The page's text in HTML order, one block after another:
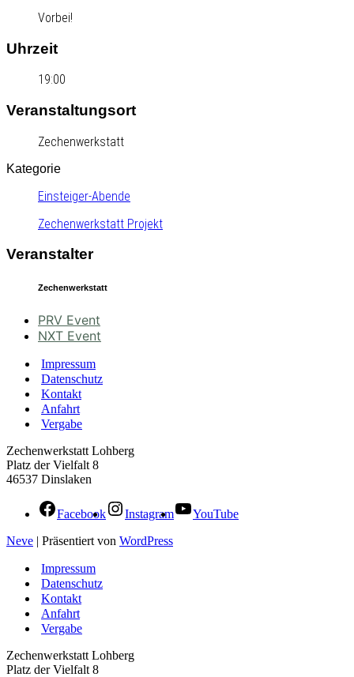
Vorbei!
Uhrzeit
19:00
Veranstaltungsort
Zechenwerkstatt
Kategorie
Einsteiger-Abende
Zechenwerkstatt Projekt
Veranstalter
Zechenwerkstatt
PRV Event
NXT Event
Impressum
Datenschutz
Kontakt
Anfahrt
Vergabe
Zechenwerkstatt Lohberg
Platz der Vielfalt 8
46537 Dinslaken
Facebook Instagram
YouTube
Neve | Präsentiert von WordPress
Impressum
Datenschutz
Kontakt
Anfahrt
Vergabe
Zechenwerkstatt Lohberg
Platz der Vielfalt 8